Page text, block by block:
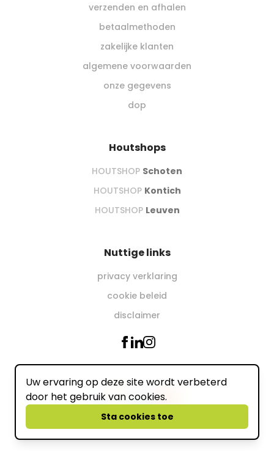
verzenden en afhalen
betaalmethoden
zakelijke klanten
algemene voorwaarden
onze gegevens
dop
Houtshops
HOUTSHOP Schoten
HOUTSHOP Kontich
HOUTSHOP Leuven
Nuttige links
privacy verklaring
cookie beleid
disclaimer
Wij accepteren online
powered by
Uw ervaring op deze site wordt verbeterd
door het gebruik van cookies.
Sta cookies toe